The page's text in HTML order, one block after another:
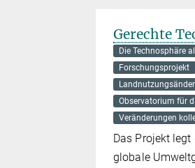
Gerechte
Die Technosphäre
Forschungsprojekt
Observatorium für
Veränderungen
Das Projekt
globale